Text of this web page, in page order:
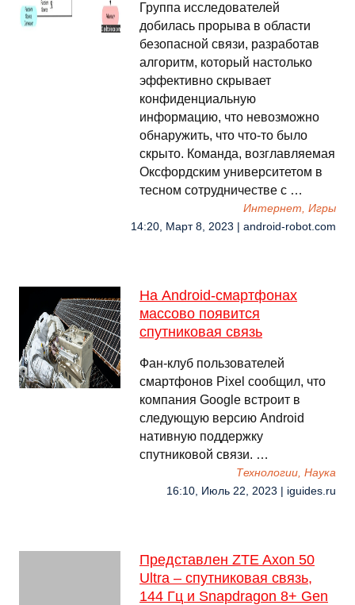
Группа исследователей
добилась прорыва в области
безопасной связи, разработав
алгоритм, который настолько
эффективно скрывает
конфиденциальную
информацию, что невозможно
обнаружить, что что-то было
скрыто. Команда, возглавляемая
Оксфордским университетом в
тесном сотрудничестве с …
Интернет, Игры
14:20, Март 8, 2023 | android-robot.com
На Android-смартфонах
массово появится
спутниковая связь
Фан-клуб пользователей
смартфонов Pixel сообщил, что
компания Google встроит в
следующую версию Android
нативную поддержку
спутниковой связи. …
Технологии, Наука
16:10, Июль 22, 2023 | iguides.ru
Представлен ZTE Axon 50
Ultra – спутниковая связь,
144 Гц и Snapdragon 8+ Gen